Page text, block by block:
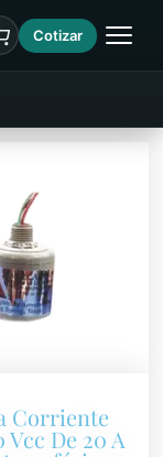
Cotizar
Corriente
De 20 A